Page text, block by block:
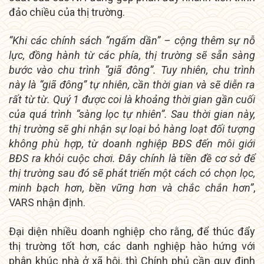
đảo chiều của thị trường.
“Khi các chính sách “ngấm dần” – cộng thêm sự nỗ
lực, đồng hành từ các phía, thị trường sẽ sẵn sàng
bước vào chu trình “giã đông”. Tuy nhiên, chu trình
này là “giã đông” tự nhiên, cần thời gian và sẽ diễn ra
rất từ từ. Quý 1 được coi là khoảng thời gian gần cuối
của quá trình “sàng lọc tự nhiên”. Sau thời gian này,
thị trường sẽ ghi nhận sự loại bỏ hàng loạt đối tượng
không phù hợp, từ doanh nghiệp BĐS đến môi giới
BĐS ra khỏi cuộc chơi. Đây chính là tiền đề cơ sở để
thị trường sau đó sẽ phát triển một cách có chọn lọc,
minh bạch hơn, bền vững hơn và chắc chắn hơn”,
VARS nhận định.
Đại diện nhiều doanh nghiệp cho rằng, để thúc đẩy
thị trường tốt hơn, các danh nghiệp hào hứng với
phân khúc nhà ở xã hội, thì Chính phủ cần quy định